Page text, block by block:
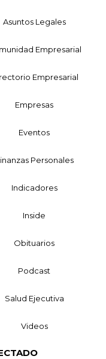
Asuntos Legales
Empresarial
Empresarial
Empresas
Eventos
Personales
Indicadores
Inside
Obituarios
Podcast
Salud Ejecutiva
Videos